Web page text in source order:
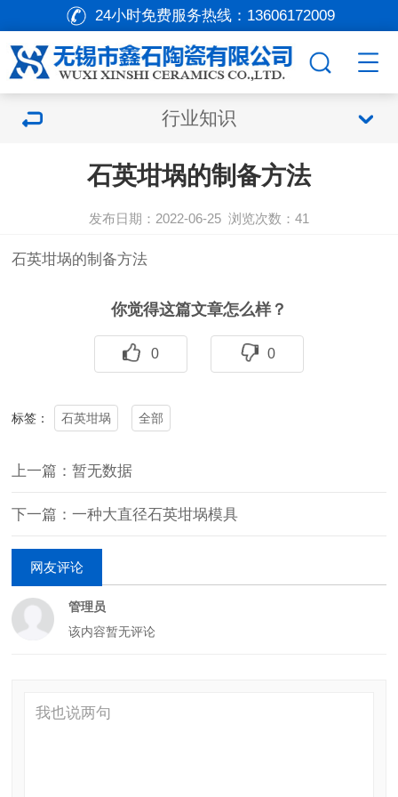
24小时免费服务热线： 13606172009
行业知识
石英坩埚的制备方法
发布日期：2022-06-25 浏览次数：41
石英坩埚的制备方法
你觉得这篇文章怎么样？
0 0
标签： 石英坩埚 全部
上一篇：暂无数据
下一篇：一种大直径石英坩埚模具
网友评论
管理员
该内容暂无评论